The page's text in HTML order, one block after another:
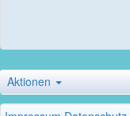
Aktionen